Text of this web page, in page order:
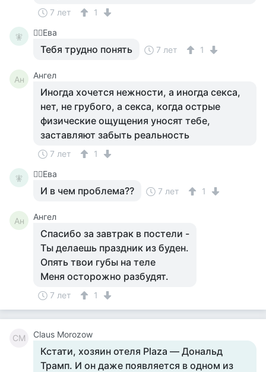
7 лет 1
🧚‍ 🧚‍♀️Ева
Тебя трудно понять 7 лет 1
Ан Ангел
Иногда хочется нежности, а иногда секса,
нет, не грубого, а секса, когда острые
физические ощущения уносят тебе,
заставляют забыть реальность
7 лет 1
🧚‍ 🧚‍♀️Ева
И в чем проблема?? 7 лет 1
Ан Ангел
Спасибо за завтрак в постели -
Ты делаешь праздник из буден.
Опять твои губы на теле
Меня осторожно разбудят.
7 лет 1
СM Сlaus Morozow
Кстати, хозяин отеля Plaza — Дональд
Трамп. И он даже появляется в одном из